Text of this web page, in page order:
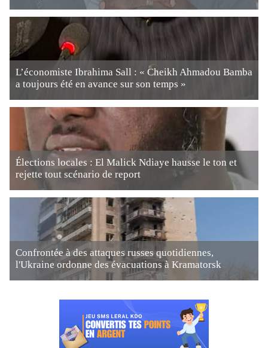
L’économiste Ibrahima Sall : « Cheikh Ahmadou Bamba
a toujours été en avance sur son temps »
Élections locales : El Malick Ndiaye hausse le ton et
rejette tout scénario de report
Confrontée à des attaques russes quotidiennes,
l'Ukraine ordonne des évacuations à Kramatorsk